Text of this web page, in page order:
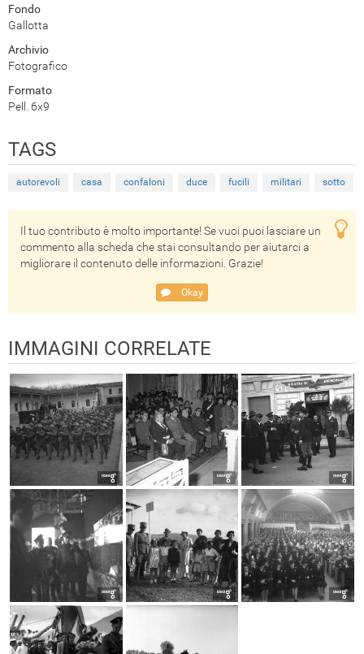
Fondo
Gallotta
Archivio
Fotografico
Formato
Pell. 6x9
TAGS
autorevoli casa confaloni duce fucili militari sotto
Il tuo contributo è molto importante! Se vuoi puoi lasciare un
commento alla scheda che stai consultando per aiutarci a
migliorare il contenuto delle informazioni. Grazie!
Okay
IMMAGINI CORRELATE